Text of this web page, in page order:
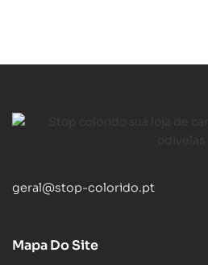
geral@stop-colorido.pt
Mapa Do Site